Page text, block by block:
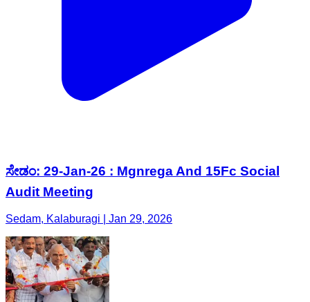
ಸೇಡಂ: 29-Jan-26 : Mgnrega And 15Fc Social
Audit Meeting
Sedam, Kalaburagi | Jan 29, 2026